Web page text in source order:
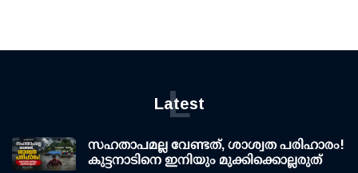
Latest
L
സഹതാപമല്ല വേണ്ടത്, ശാശ്വത പരിഹാരം!
കുട്ടനാടിനെ ഇനിയും മുക്കിക്കൊല്ലരുത്